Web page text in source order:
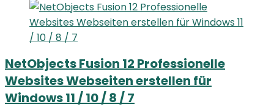
NetObjects Fusion 12 Professionelle
Websites Webseiten erstellen für
Windows 11 / 10 / 8 / 7